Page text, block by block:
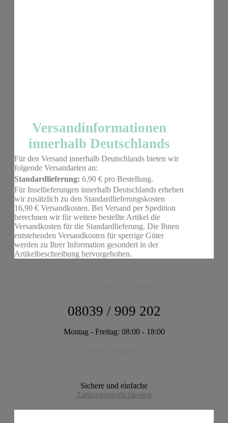
Versandinformationen
innerhalb Deutschlands
Für den Versand innerhalb Deutschlands bieten wir
folgende Versandarten an:
Standardlieferung: 6,90 € pro Bestellung.
Für Insellieferungen innerhalb Deutschlands erheben
wir zusätzlich zu den Standardlieferungskosten
16,90 € Versandkosten. Bei Versand per Spedition
berechnen wir für weitere bestellte Artikel die
Versandkosten für die Standardlieferung. Die Ihnen
entstehenden Versandkosten für sperrige Güter
werden zu Ihrer Information gesondert in der
Artikelbeschreibung hervorgehoben.
08039 / 909 202
Montag - Freitag: 08:00 - 18:00
Sichere und einfache
Zahlungsmöglichkeiten